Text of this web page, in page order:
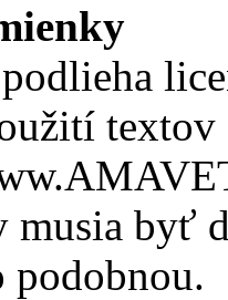
textov
musia byť
podobnou.